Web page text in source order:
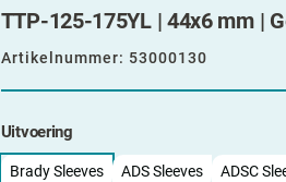
TTP-125-175YL | 44x6 mm |
Artikelnummer: 53000130
Uitvoering
Brady Sleeves ADS Sleeves ADSC